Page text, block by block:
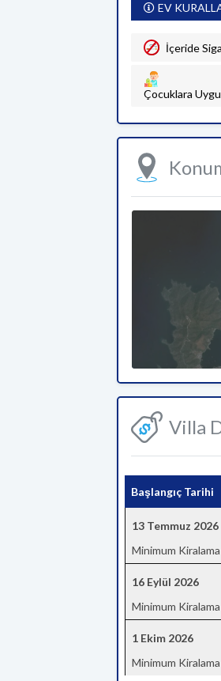
EV
İçeride
Çocuklara
Villa
Başlangıç Tarihi
13 Temmuz 2026
Minimum
16 Eylül 2026
Minimum
1 Ekim 2026
Minimum